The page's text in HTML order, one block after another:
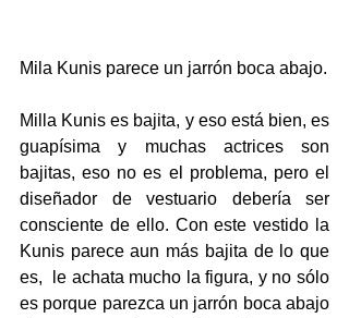
Mila Kunis parece un jarrón boca abajo.
Milla Kunis es bajita, y eso está bien, es
guapísima y muchas actrices son
bajitas, eso no es el problema, pero el
diseñador de vestuario debería ser
consciente de ello. Con este vestido la
Kunis parece aun más bajita de lo que
es,  le achata mucho la figura, y no sólo
es porque parezca un jarrón boca abajo